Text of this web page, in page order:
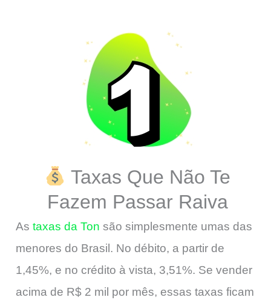
Taxas Que Não Te
Fazem Passar Raiva
As taxas da Ton são simplesmente umas das
menores do Brasil. No débito, a partir de
1,45%, e no crédito à vista, 3,51%. Se vender
acima de R$ 2 mil por mês, essas taxas ficam